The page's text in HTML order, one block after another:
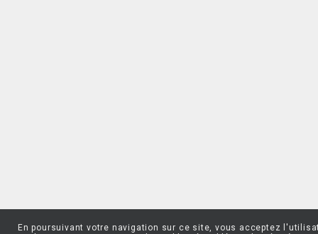
En poursuivant votre navigation sur ce site, vous acceptez